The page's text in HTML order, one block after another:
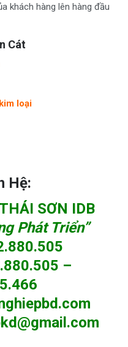
khách hàng lên hàng đầu
Cát
loại
Hệ:
SƠN IDB
Phát Triển”
–